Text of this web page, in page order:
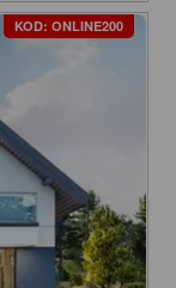
KOD: ONLINE200